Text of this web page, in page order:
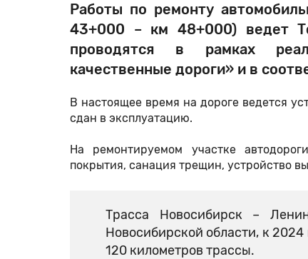
Работы по ремонту
43+000 – км 48+000) ведет
проводятся в рамках
качественные дороги» и в
В настоящее время на дороге ведется
сдан в эксплуатацию.
На ремонтируемом участке
покрытия, санация трещин, устройство
Трасса Новосибирск –
Новосибирской области, к
120 километров трассы.